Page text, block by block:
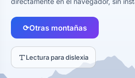
⟳Otras montañas
Lectura para dislexia